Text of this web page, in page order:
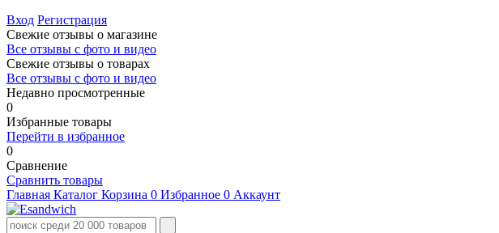
Вход Регистрация
Свежие отзывы о магазине
Все отзывы с фото и видео
Свежие отзывы о товарах
Все отзывы c фото и видео
Недавно просмотренные
0
Избранные товары
Перейти в избранное
0
Сравнение
Сравнить товары
Главная Каталог Корзина 0 Избранное 0 Аккаунт